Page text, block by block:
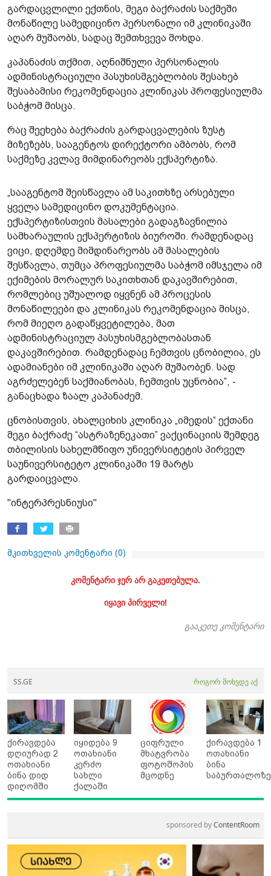
გარდაცვლილი ექთნის, მეგი ბაქრაძის საქმეში
მონაწილე სამედიცინო პერსონალი იმ კლინიკაში
აღარ მუშაობს, სადაც შემთხვევა მოხდა.
კაპანაძის თქმით, აღნიშნული პერსონალის
ადმინისტრაციული პასუხისმგებლობის შესახებ
შესაბამისი რეკომენდაცია კლინიკას პროფესიულმა
საბჭომ მისცა.
რაც შეეხება ბაქრაძის გარდაცვალების ზუსტ
მიზეზებს, სააგენტოს დირექტორი ამბობს, რომ
საქმეზე კვლავ მიმდინარეობს ექსპერტიზა.
„სააგენტომ შეისწავლა ამ საკითხზე არსებული
ყველა სამედიცინო დოკუმენტაცია.
ექსპერტიზისთვის მასალები გადაგზავნილია
სამხარაულის ექსპერტიზის ბიუროში. რამდენადაც
ვიცი, დღემდე მიმდინარეობს ამ მასალების
შესწავლა, თუმცა პროფესიულმა საბჭომ იმსჯელა იმ
ექიმების მორალურ საკითხთან დაკავშირებით,
რომლებიც უშუალოდ იყვნენ ამ პროცესის
მონაწილეები და კლინიკას რეკომენდაცია მისცა,
რომ მიეღო გადაწყვეტილება, მათ
ადმინისტრაციულ პასუხისმგებლობასთან
დაკავშირებით. რამდენადაც ჩემთვის ცნობილია, ეს
ადამიანები იმ კლინიკაში აღარ მუშაობენ. სად
აგრძელებენ საქმიანობას, ჩემთვის უცნობია”, -
განაცხადა ზაალ კაპანაძემ.
ცნობისთვის, ახალციხის კლინიკა „იმედის“ ექთანი
მეგი ბაქრაძე “ასტრაზენეკათი” ვაქცინაციის შემდეგ
თბილისის სახელმწიფო უნივერსიტეტის პირველ
საუნივერსიტეტო კლინიკაში 19 მარტს
გარდაიცვალა.
"ინტერპრესნიუსი"
მკითხველის კომენტარი (0)
კომენტარი ჯერ არ გაკეთებულა.
იყავი პირველი!
გააკეთე კომენტარი
SS.GE როგორ მოხვდე აქ
ქირავდება
დღიურად 2
ოთახიანი
ბინა დიდ
დიღომში
იყიდება 9
ოთახიანი
კერძო
სახლი
ქალაში
ციფრული
მხატვრობა
ფოტოშოპის
მცოდნე
ქირავდება 1
ოთახიანი
ბინა
საბურთალოზე
sponsored byContentRoom